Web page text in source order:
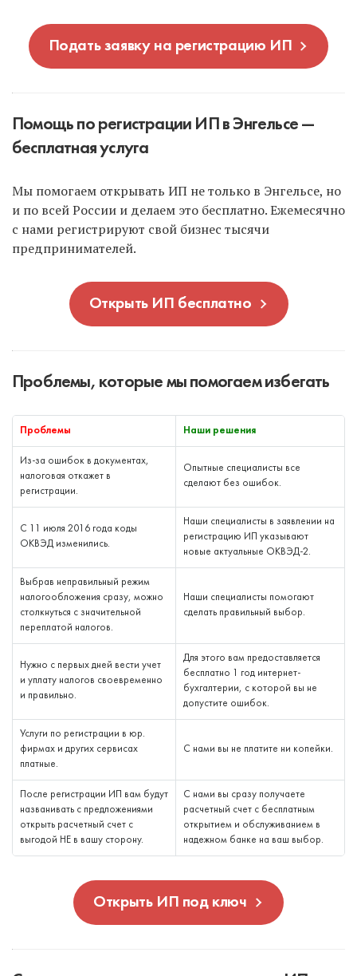
Подать заявку на регистрацию ИП
Помощь по регистрации ИП в Энгельсе —
бесплатная услуга
Мы помогаем открывать ИП не только в Энгельсе, но
и по всей России и делаем это бесплатно. Ежемесячно
с нами регистрируют свой бизнес тысячи
предпринимателей.
Открыть ИП бесплатно
Проблемы, которые мы помогаем избегать
Проблемы Наши решения
Из-за ошибок в документах,
налоговая откажет в
регистрации.
Опытные специалисты все
сделают без ошибок.
С 11 июля 2016 года коды
ОКВЭД изменились.
Наши специалисты в заявлении на
регистрацию ИП указывают
новые актуальные ОКВЭД-2.
Выбрав неправильный режим
налогообложения сразу, можно
столкнуться с значительной
переплатой налогов.
Наши специалисты помогают
сделать правильный выбор.
Нужно с первых дней вести учет
и уплату налогов своевременно
и правильно.
Для этого вам предоставляется
бесплатно 1 год интернет-
бухгалтерии, с которой вы не
допустите ошибок.
Услуги по регистрации в юр.
фирмах и других сервисах
платные.
С нами вы не платите ни копейки.
После регистрации ИП вам будут
названивать с предложениями
открыть расчетный счет с
выгодой НЕ в вашу сторону.
С нами вы сразу получаете
расчетный счет с бесплатным
открытием и обслуживанием в
надежном банке на ваш выбор.
Открыть ИП под ключ